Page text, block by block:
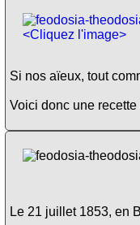
<Cliquez l'image>
Si nos aïeux, tout
Voici donc une
Le 21 juillet 1853, en